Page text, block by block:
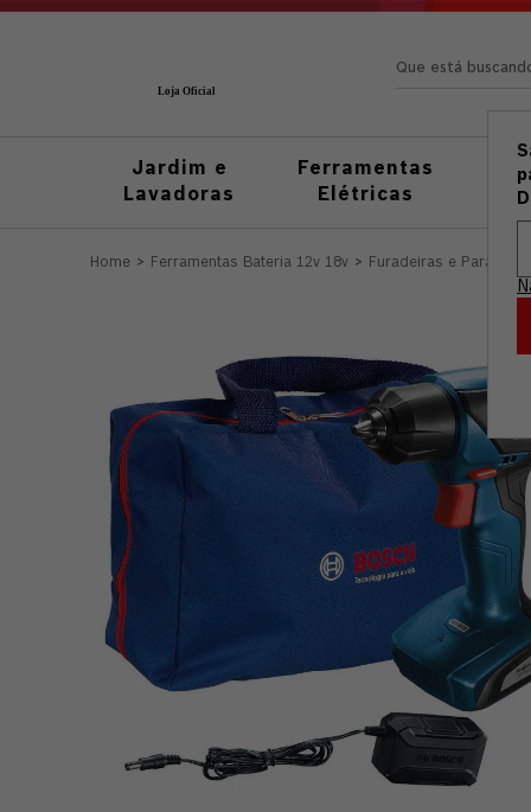
Que está
Jardim e
Lavadoras
Ferramentas
Elétricas
Ferramentas Bateria 12v 18v Furadeiras e